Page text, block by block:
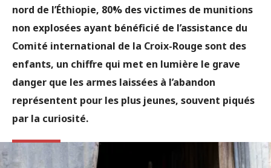
nord de l’Éthiopie, 80% des victimes de munitions
non explosées ayant bénéficié de l’assistance du
Comité international de la Croix-Rouge sont des
enfants, un chiffre qui met en lumière le grave
danger que les armes laissées à l’abandon
représentent pour les plus jeunes, souvent piqués
par la curiosité.